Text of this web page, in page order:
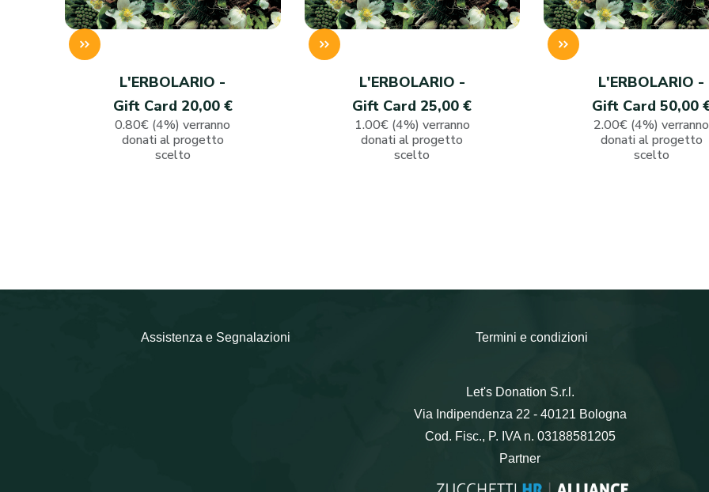
L'ERBOLARIO -
Gift Card 20,00 €
0.80€ (4%) verranno
donati al progetto
scelto
L'ERBOLARIO -
Gift Card 25,00 €
1.00€ (4%) verranno
donati al progetto
scelto
L'ERBOLARIO -
Gift Card 50,00
2.00€ (4%) verranno
donati al progetto
scelto
Assistenza e Segnalazioni Termini e condizioni
Let's Donation S.r.l.
Via Indipendenza 22 - 40121 Bologna
Cod. Fisc., P. IVA n. 03188581205
Partner